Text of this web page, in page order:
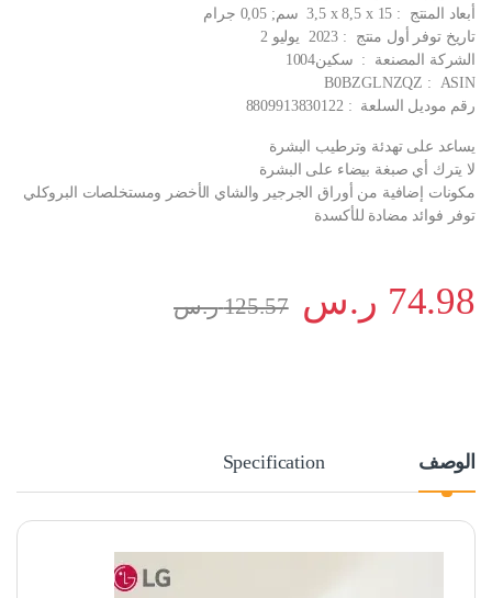
أبعاد المنتج ‏ : ‎ 3,5 x 8,5 x 15 سم; 0,05 جرام
تاريخ توفر أول منتج ‏ : ‎ 2023 يوليو 2
الشركة المصنعة ‏ : ‎ سكين1004
ASIN ‏ : ‎ B0BZGLNZQZ
رقم موديل السلعة ‏ : ‎ 8809913830122
يساعد على تهدئة وترطيب البشرة
لا يترك أي صبغة بيضاء على البشرة
مكونات إضافية من أوراق الجرجير والشاي الأخضر ومستخلصات البروكلي
توفر فوائد مضادة للأكسدة
74.98 ر.س 125.57 ر.س
الوصف Specification